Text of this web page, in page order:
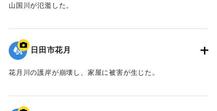
山国川が氾濫した。
｜固有コード:09922038
日田市花月
花月川の護岸が崩壊し、家屋に被害が生じた。
｜固有コード:09922037